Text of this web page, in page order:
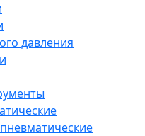
давления